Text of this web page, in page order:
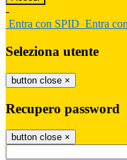
-
Entra con SPID Entra
Seleziona utente
button close ×
Recupero password
button close ×